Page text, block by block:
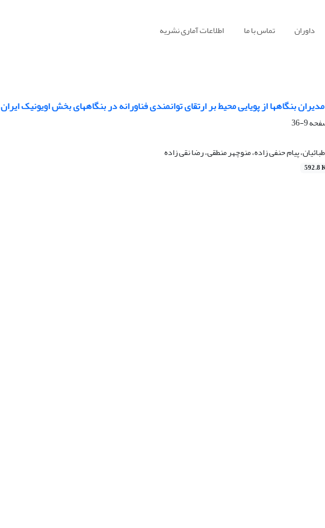
داوران تماس با ما اطلاعات آماری نشریه
بنگاهها از پویایی محیط بر ارتقای توانمندی فناورانه در بنگاههای بخش اویونیک ایران
9-36
پیام حنفی زاده، منوچهر منطقی، رضا نقی زاده
592.8